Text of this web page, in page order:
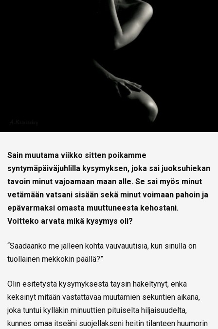
Sain muutama viikko sitten poikamme
syntymäpäiväjuhlilla kysymyksen, joka sai juoksuhiekan
tavoin minut vajoamaan maan alle. Se sai myös minut
vetämään vatsani sisään sekä minut voimaan pahoin ja
epävarmaksi omasta muuttuneesta kehostani.
Voitteko arvata mikä kysymys oli?
“Saadaanko me jälleen kohta vauvauutisia, kun sinulla on
tuollainen mekkokin päällä?”
Olin esitetystä kysymyksestä täysin häkeltynyt, enkä
keksinyt mitään vastattavaa muutamien sekuntien aikana,
joka tuntui kylläkin minuuttien pituiselta hiljaisuudelta,
kunnes omaa itseäni suojellakseni heitin tilanteen huumorin